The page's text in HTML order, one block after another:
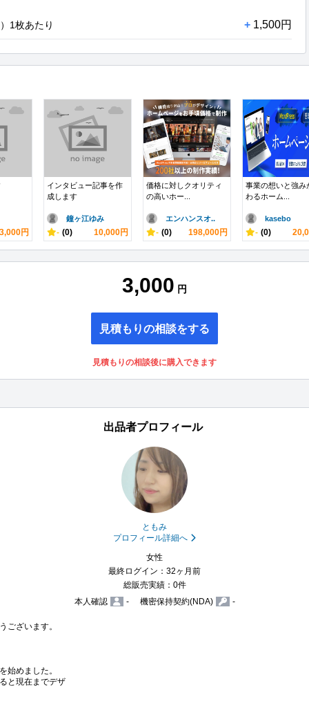
1枚あたり + 1,500円
3,000円
インタビュー記事を作
成します
鐘ヶ江ゆみ
- (0) 10,000円
価格に対しクオリティ
の高いホー...
エンハンスオ..
- (0) 198,000円
事業の想いと強み
わるホーム...
kasebo
- (0)
3,000 円
見積もりの相談をする
見積もりの相談後に購入できます
出品者プロフィール
ともみ
プロフィール詳細へ
女性
最終ログイン：32ヶ月前
総販売実績：0件
本人確認
- 機密保持契約(NDA) -
ございます。
始めました。
と現在までデザ